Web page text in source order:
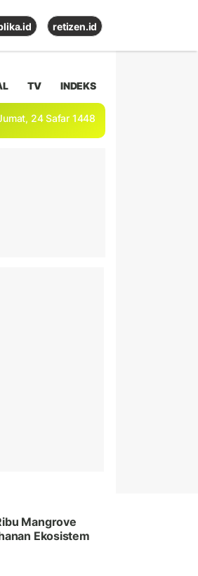
retizen.id
TV INDEKS
Jumat, 24 Safar 1448
Mangrove
Ekosistem